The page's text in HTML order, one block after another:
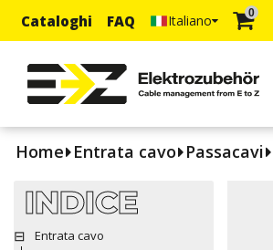
Cataloghi FAQ Italiano 0
Home Entrata cavo Passacavi
INDICE
Entrata cavo